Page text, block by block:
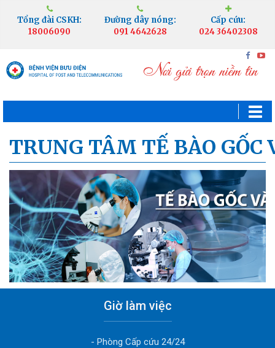
Tổng đài CSKH:
18006090
Đường dây nóng:
091 4642628
Cấp cứu:
024 36402308
TRUNG TÂM TẾ BÀO GỐC
Giờ làm việc
- Phòng Cấp cứu 24/24